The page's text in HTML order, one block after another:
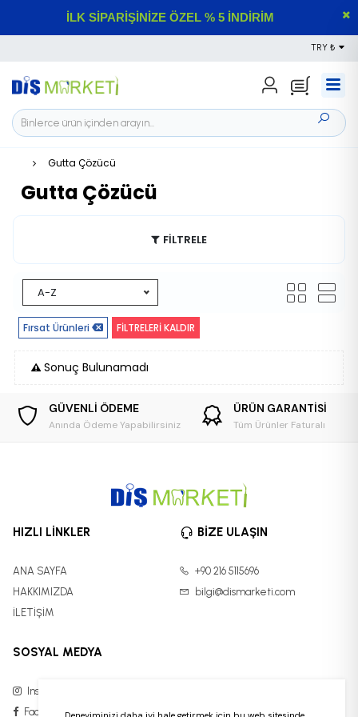
İLK SİPARİŞİNİZE ÖZEL % 5 İNDİRİM
TRY ₺
Gutta Çözücü
Gutta Çözücü
FİLTRELE
A-Z
Fırsat Ürünleri FİLTRELERİ KALDIR
Sonuç Bulunamadı
GÜVENLİ ÖDEME
Anında Ödeme Yapabilirsiniz
ÜRÜN GARANTİSİ
Tüm Ürünler Faturalı
HIZLI LİNKLER
ANA SAYFA
HAKKIMIZDA
İLETİŞİM
BİZE ULAŞIN
+90 216 5115696
bilgi@dismarketi.com
SOSYAL MEDYA
Instagram
Facebook